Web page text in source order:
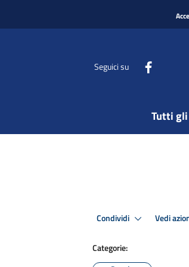
Seguici su
Tutti
Condividi Vedi
Categorie: